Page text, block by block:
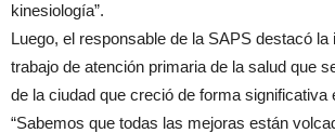
kinesiología”.
Luego, el responsable de la SAPS destacó la
trabajo de atención primaria de la salud que
de la ciudad que creció de forma significativa
“Sabemos que todas las mejoras están